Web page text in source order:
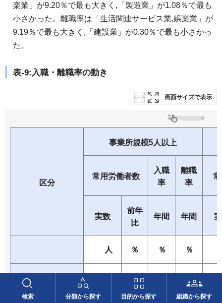
検索 分類から探す 目的から探す 組織から探す
楽業」が9.20％で最も大きく,「製造業」が1.08％で最も
小さかった。離職率は「生活関連サービス業,娯楽業」が
9.19％で最も大きく,「建設業」が0.30％で最も小さかっ
た。
表-9:入職・離職率の動き
画面サイズで表示
区分
事業所規模5人以上
常用労働者数
入職
率
離職
率
実数
前年
比
年間 年間
人 ％ ％ ％
調査産業計
-
0.
1.
86